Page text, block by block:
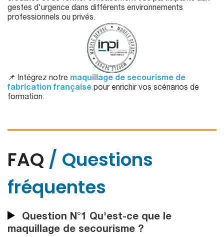
gestes d'urgence dans différents environnements
professionnels ou privés.
📌 Intégrez notre maquillage de secourisme de
fabrication française pour enrichir vos scénarios de
formation.
FAQ / Questions
fréquentes
Question N°1 Qu'est-ce que le
maquillage de secourisme ?